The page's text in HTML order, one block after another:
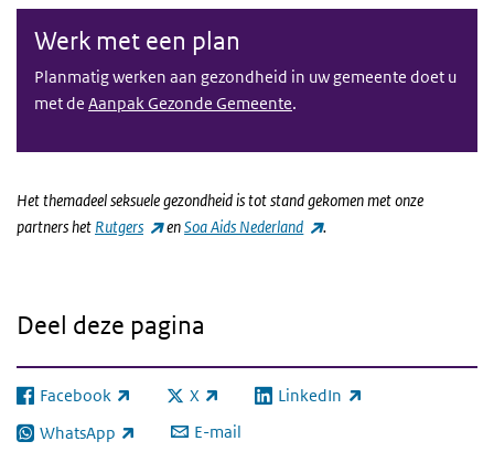
Werk met een plan
Planmatig werken aan gezondheid in uw gemeente doet u
met de Aanpak Gezonde Gemeente.
Het themadeel seksuele gezondheid is tot stand gekomen met onze
partners het Rutgers (externe link)
enSoa Aids Nederland (externe link)
.
Deel deze pagina
Facebook
(externe link) X
(externe link) LinkedIn
(externe link)
WhatsApp
(externe link) E-mail